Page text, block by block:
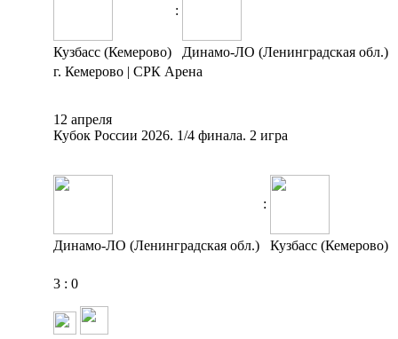
:
Кузбасс (Кемерово)
Динамо-ЛО (Ленинградская обл.)
г. Кемерово | СРК Арена
12 апреля
Кубок России 2026. 1/4 финала. 2 игра
:
Динамо-ЛО (Ленинградская обл.) Кузбасс (Кемерово)
3 : 0